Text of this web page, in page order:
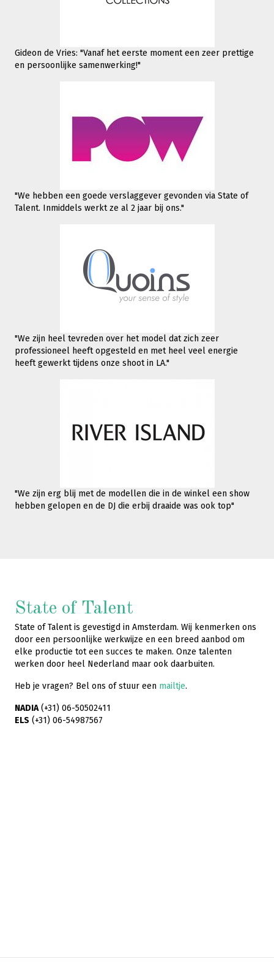
Gideon de Vries: "Vanaf het eerste moment een zeer prettige
en persoonlijke samenwerking!"
"We hebben een goede verslaggever gevonden via State of
Talent. Inmiddels werktze al 2 jaar bij ons."
"We zijn heel tevreden over het model dat zich zeer
professioneel heeft opgesteld en met heel veel energie
heeft gewerkt tijdens onze shoot in LA."
"We zijn erg blij met de modellen die in de winkel een show
hebben gelopen en de DJ die erbij draaide was ook top"
State of Talent
State of Talent is gevestigd in Amsterdam. Wij kenmerken ons
door een persoonlijke werkwijze en een breed aanbod om
elke productie tot een succes te maken. Onze talenten
werken door heel Nederland maar ook daarbuiten.
Heb je vragen? Bel ons of stuur een mailtje.
NADIA(+31) 06-50502411
ELS (+31) 06-54987567